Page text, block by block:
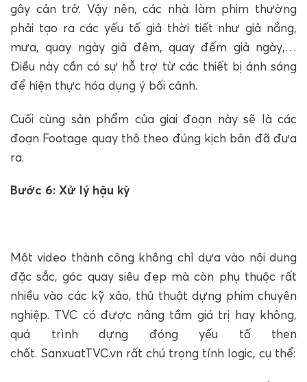
gây cản trở. Vậy nên, các nhà làm phim thường
phải tạo ra các yếu tố giả thời tiết như giả nắng,
mưa, quay ngày giả đêm, quay đếm giả ngày,…
Điều này cần có sự hỗ trợ từ các thiết bị ánh sáng
để hiện thực hóa dụng ý bối cảnh.
Cuối cùng sản phẩm của giai đoạn này sẽ là các
đoạn Footage quay thô theo đúng kịch bản đã đưa
ra.
Bước 6: Xử lý hậu kỳ
Một video thành công không chỉ dựa vào nội dung
đặc sắc, góc quay siêu đẹp mà còn phụ thuộc rất
nhiều vào các kỹ xảo, thủ thuật dựng phim chuyên
nghiệp. TVC có được nâng tầm giá trị hay không,
quá trình dựng đóng yếu tố then
chốt. SanxuatTVC.vn rất chú trọng tính logic, cụ thể: